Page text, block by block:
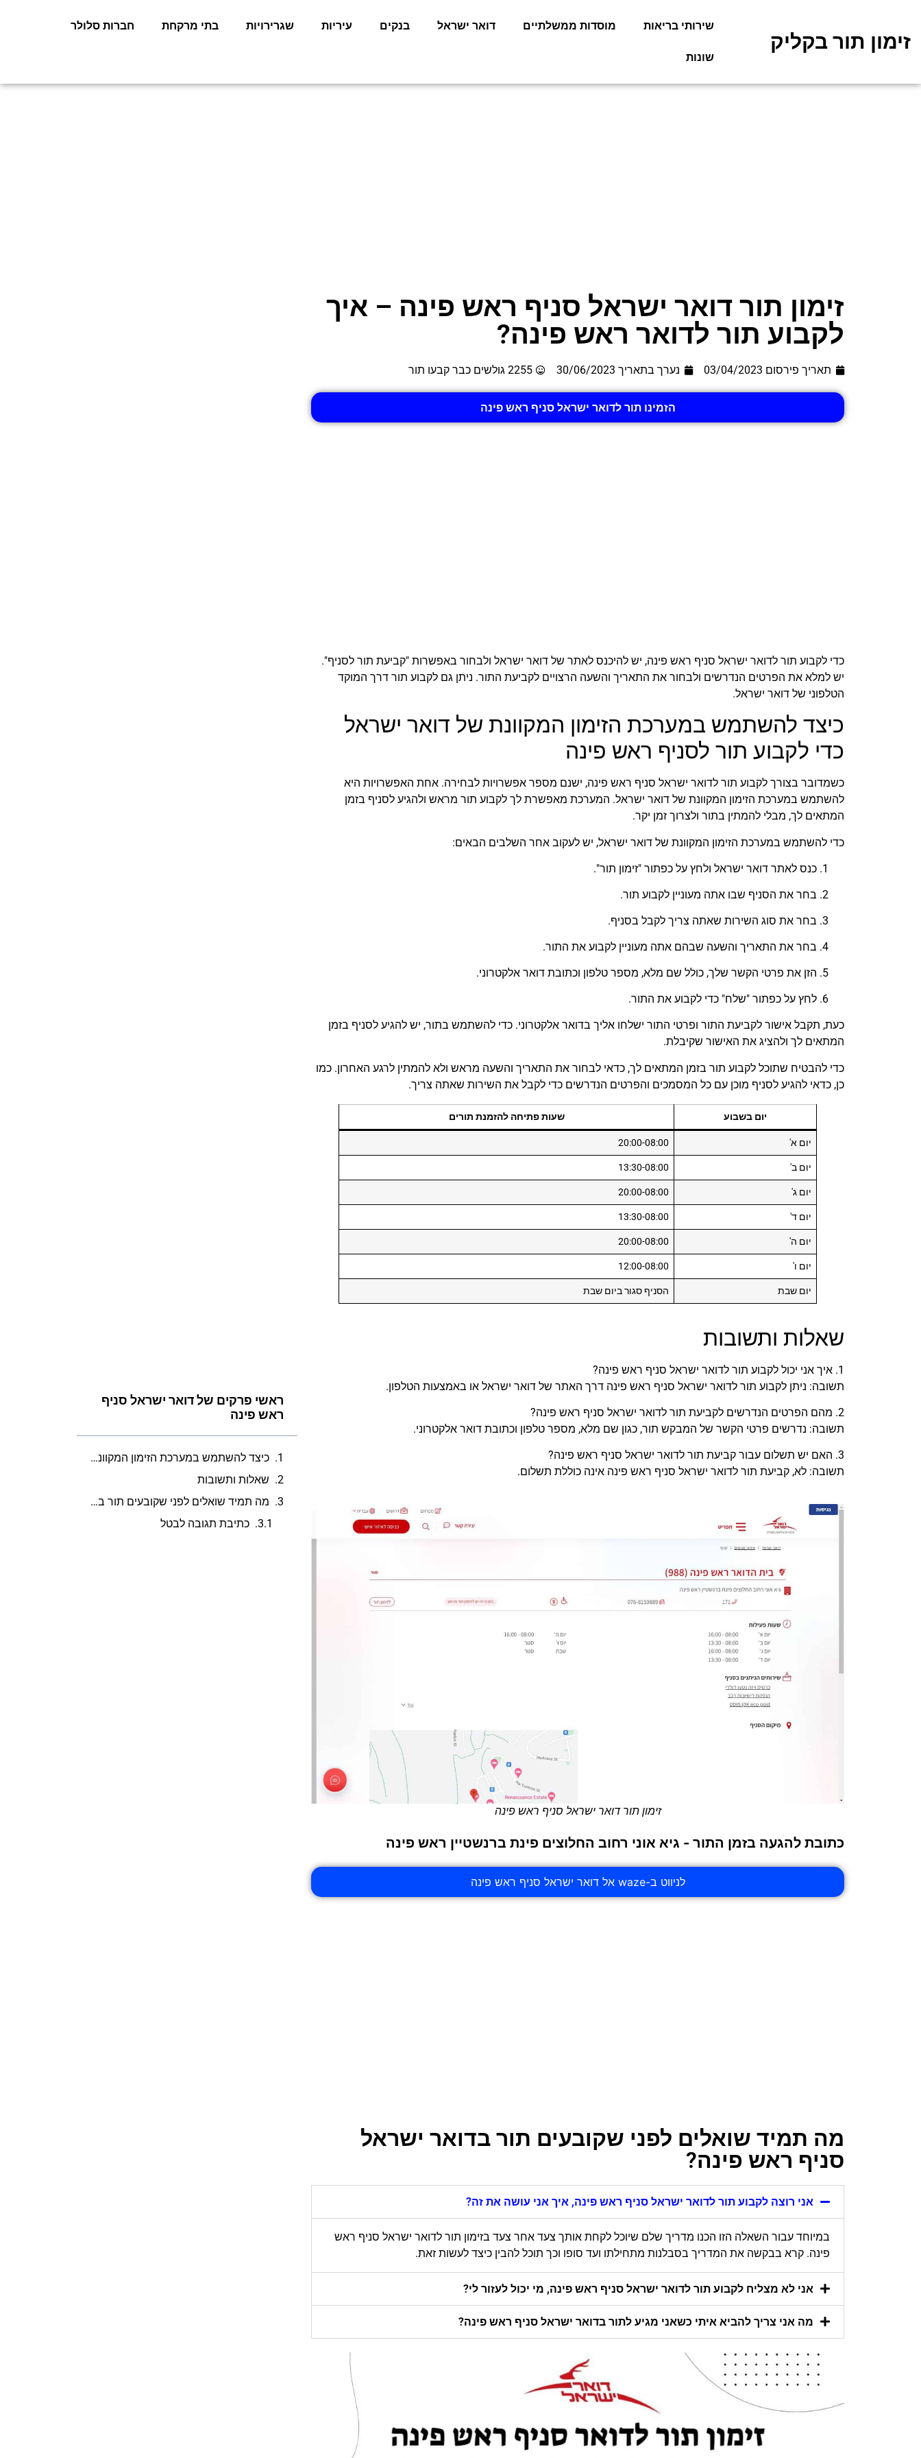
זימון תור בקליק
שירותי בריאות מוסדות ממשלתיים דואר ישראל בנקים עיריות שגרירויות בתי מרקחת חברות סלולר
שונות
זימון תור דואר ישראל סניף ראש פינה – איך
לקבוע תור לדואר ראש פינה?
תאריך פירסום 03/04/2023 נערך בתאריך 30/06/2023 2255 גולשים כבר קבעו תור
הזמינו תור לדואר ישראל סניף ראש פינה
כדי לקבוע תור לדואר ישראל סניף ראש פינה, יש להיכנס לאתר של דואר ישראל ולבחור באפשרות "קביעת תור לסניף".
יש למלא את הפרטים הנדרשים ולבחור את התאריך והשעה הרצויים לקביעת התור. ניתן גם לקבוע תור דרך המוקד
הטלפוני של דואר ישראל.
כיצד להשתמש במערכת הזימון המקוונת של דואר ישראל
כדי לקבוע תור לסניף ראש פינה
כשמדובר בצורך לקבוע תור לדואר ישראל סניף ראש פינה, ישנם מספר אפשרויות לבחירה. אחת האפשרויות היא
להשתמש במערכת הזימון המקוונת של דואר ישראל. המערכת מאפשרת לך לקבוע תור מראש ולהגיע לסניף בזמן
המתאים לך, מבלי להמתין בתור ולצרוך זמן יקר.
כדי להשתמש במערכת הזימון המקוונת של דואר ישראל, יש לעקוב אחר השלבים הבאים:
כנס לאתר דואר ישראל ולחץ על כפתור "זימון תור".
בחר את הסניף שבו אתה מעוניין לקבוע תור.
בחר את סוג השירות שאתה צריך לקבל בסניף.
בחר את התאריך והשעה שבהם אתה מעוניין לקבוע את התור.
הזן את פרטי הקשר שלך, כולל שם מלא, מספר טלפון וכתובת דואר אלקטרוני.
לחץ על כפתור "שלח" כדי לקבוע את התור.
כעת, תקבל אישור לקביעת התור ופרטי התור ישלחו אליך בדואר אלקטרוני. כדי להשתמש בתור, יש להגיע לסניף בזמן
המתאים לך ולהציג את האישור שקיבלת.
כדי להבטיח שתוכל לקבוע תור בזמן המתאים לך, כדאי לבחור את התאריך והשעה מראש ולא להמתין לרגע האחרון. כמו
כן, כדאי להגיע לסניף מוכן עם כל המסמכים והפרטים הנדרשים כדי לקבל את השירות שאתה צריך.
יום בשבוע שעות פתיחה להזמנת תורים
יום א' 20:00-08:00
יום ב' 13:30-08:00
יום ג' 20:00-08:00
יום ד' 13:30-08:00
יום ה' 20:00-08:00
יום ו' 12:00-08:00
יום שבת הסניף סגור ביום שבת
שאלות ותשובות
1. איך אני יכול לקבוע תור לדואר ישראל סניף ראש פינה?
תשובה: ניתן לקבוע תור לדואר ישראל סניף ראש פינה דרך האתר של דואר ישראל או באמצעות הטלפון.
2. מהם הפרטים הנדרשים לקביעת תור לדואר ישראל סניף ראש פינה?
תשובה: נדרשים פרטי הקשר של המבקש תור, כגון שם מלא, מספר טלפון וכתובת דואר אלקטרוני.
3. האם יש תשלום עבור קביעת תור לדואר ישראל סניף ראש פינה?
תשובה: לא, קביעת תור לדואר ישראל סניף ראש פינה אינה כוללת תשלום.
זימון תור דואר ישראל סניף ראש פינה
כתובת להגעה בזמן התור - גיא אוני רחוב החלוצים פינת ברנשטיין ראש פינה
לניווט ב-waze אל דואר ישראל סניף ראש פינה
מה תמיד שואלים לפני שקובעים תור בדואר ישראל
סניף ראש פינה?
אני רוצה לקבוע תור לדואר ישראל סניף ראש פינה, איך אני עושה את זה?
במיוחד עבור השאלה הזו הכנו מדריך שלם שיוכל לקחת אותך צעד אחר צעד בזימון תור לדואר ישראל סניף ראש
פינה. קרא בבקשה את המדריך בסבלנות מתחילתו ועד סופו וכך תוכל להבין כיצד לעשות זאת.
אני לא מצליח לקבוע תור לדואר ישראל סניף ראש פינה, מי יכול לעזור לי?
מה אני צריך להביא איתי כשאני מגיע לתור בדואר ישראל סניף ראש פינה?
ראשי פרקים של דואר ישראל סניף
ראש פינה
כיצד להשתמש במערכת הזימון המקוונת של דואר ישראל כדי לקבוע תור לסניף ראש פינה
שאלות ותשובות
מה תמיד שואלים לפני שקובעים תור בדואר ישראל סניף ראש פינה?
כתיבת תגובה לבטל